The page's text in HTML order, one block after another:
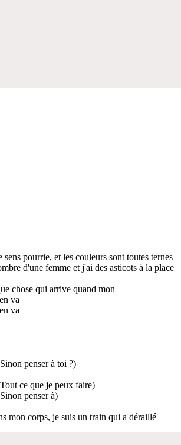
sens pourrie, et les couleurs sont toutes ternes
d'une femme et j'ai des asticots à la place
chose qui arrive quand mon
va
va
penser à toi ?)
ce que je peux faire)
penser à)
mon corps, je suis un train qui a déraillé